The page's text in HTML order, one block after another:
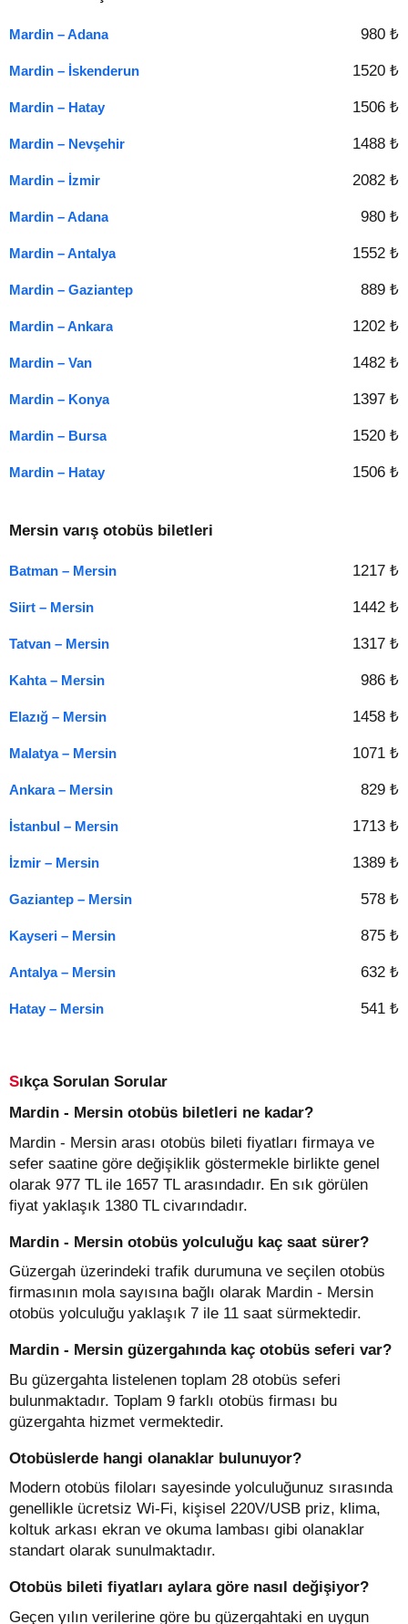
Mardin – Adana 980 ₺
Mardin – İskenderun 1520 ₺
Mardin – Hatay 1506 ₺
Mardin – Nevşehir 1488 ₺
Mardin – İzmir 2082 ₺
Mardin – Adana 980 ₺
Mardin – Antalya 1552 ₺
Mardin – Gaziantep 889 ₺
Mardin – Ankara 1202 ₺
Mardin – Van 1482 ₺
Mardin – Konya 1397 ₺
Mardin – Bursa 1520 ₺
Mardin – Hatay 1506 ₺
Mersin varış otobüs biletleri
Batman – Mersin 1217 ₺
Siirt – Mersin 1442 ₺
Tatvan – Mersin 1317 ₺
Kahta – Mersin 986 ₺
Elazığ – Mersin 1458 ₺
Malatya – Mersin 1071 ₺
Ankara – Mersin 829 ₺
İstanbul – Mersin 1713 ₺
İzmir – Mersin 1389 ₺
Gaziantep – Mersin 578 ₺
Kayseri – Mersin 875 ₺
Antalya – Mersin 632 ₺
Hatay – Mersin 541 ₺
Sıkça Sorulan Sorular
Mardin - Mersin otobüs biletleri ne kadar?
Mardin - Mersin arası otobüs bileti fiyatları firmaya ve
sefer saatine göre değişiklik göstermekle birlikte genel
olarak 977 TL ile 1657 TL arasındadır. En sık görülen
fiyat yaklaşık 1380 TL civarındadır.
Mardin - Mersin otobüs yolculuğu kaç saat sürer?
Güzergah üzerindeki trafik durumuna ve seçilen otobüs
firmasının mola sayısına bağlı olarak Mardin - Mersin
otobüs yolculuğu yaklaşık 7 ile 11 saat sürmektedir.
Mardin - Mersin güzergahında kaç otobüs seferi var?
Bu güzergahta listelenen toplam 28 otobüs seferi
bulunmaktadır. Toplam 9 farklı otobüs firması bu
güzergahta hizmet vermektedir.
Otobüslerde hangi olanaklar bulunuyor?
Modern otobüs filoları sayesinde yolculuğunuz sırasında
genellikle ücretsiz Wi-Fi, kişisel 220V/USB priz, klima,
koltuk arkası ekran ve okuma lambası gibi olanaklar
standart olarak sunulmaktadır.
Otobüs bileti fiyatları aylara göre nasıl değişiyor?
Geçen yılın verilerine göre bu güzergahtaki en uygun